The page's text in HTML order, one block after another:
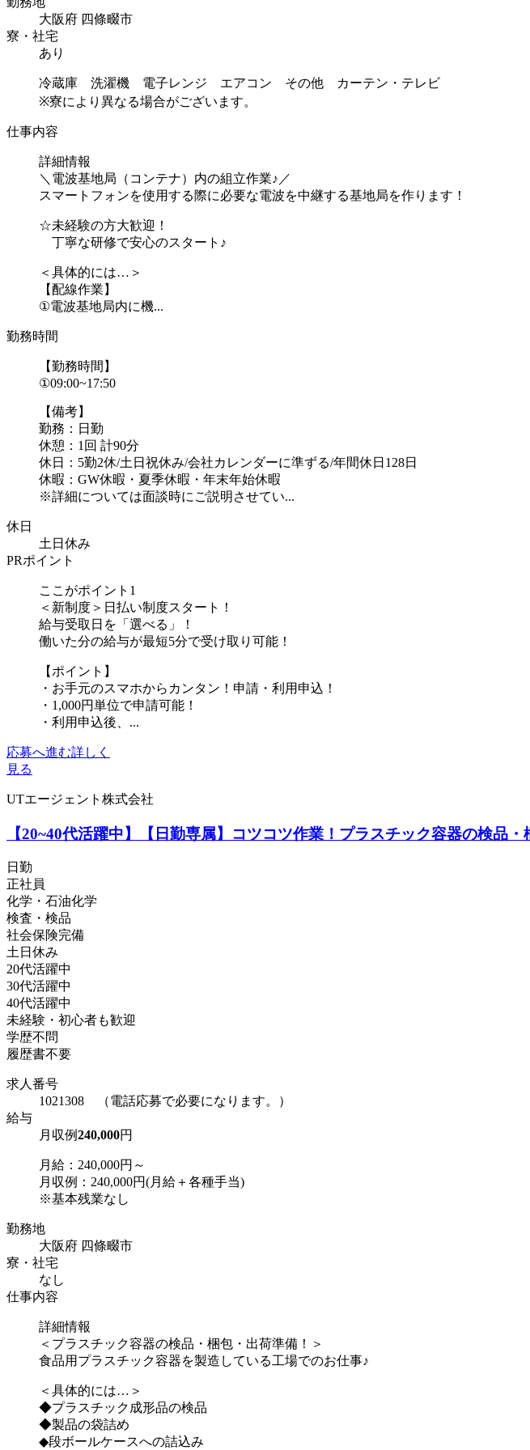
大阪府 四條畷市
寮・社宅
あり
冷蔵庫 洗濯機 電子レンジ エアコン その他 カーテン・テレビ
※寮により異なる場合がございます。
仕事内容
詳細情報
＼電波基地局（コンテナ）内の組立作業♪／
スマートフォンを使用する際に必要な電波を中継する基地局を作ります！
☆未経験の方大歓迎！
丁寧な研修で安心のスタート♪
＜具体的には…＞
【配線作業】
①電波基地局内に機...
勤務時間
【勤務時間】
①09:00~17:50
【備考】
勤務：日勤
休憩：1回 計90分
休日：5勤2休/土日祝休み/会社カレンダーに準ずる/年間休日128日
休暇：GW休暇・夏季休暇・年末年始休暇
※詳細については面談時にご説明させてい...
休日
土日休み
PRポイント
ここがポイント1
＜新制度＞日払い制度スタート！
給与受取日を「選べる」！
働いた分の給与が最短5分で受け取り可能！
【ポイント】
・お手元のスマホからカンタン！申請・利用申込！
・1,000円単位で申請可能！
・利用申込後、...
応募へ進む詳しく
見る
UTエージェント株式会社
【20~40代活躍中】【日勤専属】コツコツ作業！プラスチック容器の検品
日勤
正社員
化学・石油化学
検査・検品
社会保険完備
土日休み
20代活躍中
30代活躍中
40代活躍中
未経験・初心者も歓迎
学歴不問
履歴書不要
求人番号
1021308 （電話応募で必要になります。）
給与
月収例240,000円
月給：240,000円～
月収例：240,000円(月給＋各種手当)
※基本残業なし
勤務地
大阪府 四條畷市
寮・社宅
なし
仕事内容
詳細情報
＜プラスチック容器の検品・梱包・出荷準備！＞
食品用プラスチック容器を製造している工場でのお仕事♪
＜具体的には…＞
◆プラスチック成形品の検品
◆製品の袋詰め
◆段ボールケースへの詰込み